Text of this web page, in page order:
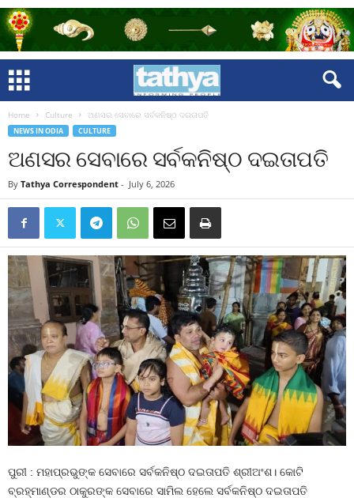
Home Culture ଅଣସର ସେବାରେ ସର୍ବକନିଷ୍ଠ ଦଇତାପତି
NEWS IN ODIA CULTURE
ଅଣସର ସେବାରେ ସର୍ବକନିଷ୍ଠ ଦଇତାପତି
By Tathya Correspondent - July 6, 2026
ପୁରୀ : ମହାପ୍ରଭୁଙ୍କ ସେବାରେ ସର୍ବକନିଷ୍ଠ ଦଇତାପତି ଶ୍ରୀଅଂଶ। କୋଟି
ବ୍ରହ୍ମାଣ୍ଡର ଠାକୁରଙ୍କ ସେବାରେ ସାମିଲ ହେଲେ ସର୍ବକନିଷ୍ଠ ଦଇତାପତି